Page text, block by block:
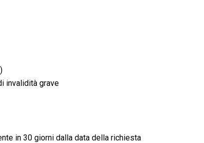
invalidità grave
in 30 giorni dalla data della richiesta